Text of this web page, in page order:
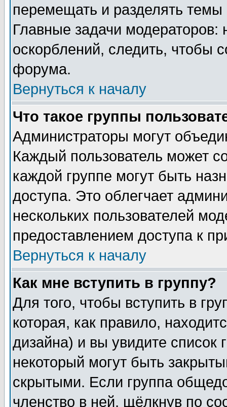
перемещать и разделять
Главные задачи
оскорблений, следить, чтобы
форума.
Вернуться к началу
Что такое группы
Администраторы могут
Каждый пользователь может
каждой группе могут быть
доступа. Это облегчает
нескольких пользователей
предоставлением доступа к
Вернуться к началу
Как мне вступить в группу?
Для того, чтобы вступить в
которая, как правило,
дизайна) и вы увидите список
некоторый могут быть
скрытыми. Если группа
членство в ней, щёлкнув по